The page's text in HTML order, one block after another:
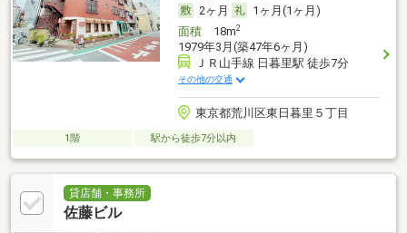
2ヶ月
1ヶ月(1ヶ月)
面積18m2
1979年3月(築47年6ヶ月)
ＪＲ山手線 日暮里駅 徒歩7分
その他の交通
東京都荒川区東日暮里５丁目
1階 駅から徒歩7分以内
貸店舗・事務所
佐藤ビル